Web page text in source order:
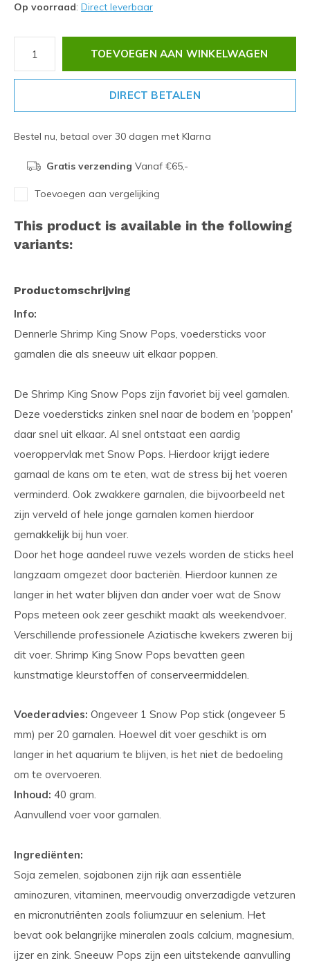
Op voorraad: Direct leverbaar
TOEVOEGEN AAN WINKELWAGEN
DIRECT BETALEN
Bestel nu, betaal over 30 dagen met Klarna
Gratis verzending Vanaf €65,-
Toevoegen aan vergelijking
This product is available in the following
variants:
Productomschrijving
Info:
Dennerle Shrimp King Snow Pops, voedersticks voor
garnalen die als sneeuw uit elkaar poppen.
De Shrimp King Snow Pops zijn favoriet bij veel garnalen.
Deze voedersticks zinken snel naar de bodem en 'poppen'
daar snel uit elkaar. Al snel ontstaat een aardig
voeroppervlak met Snow Pops. Hierdoor krijgt iedere
garnaal de kans om te eten, wat de stress bij het voeren
verminderd. Ook zwakkere garnalen, die bijvoorbeeld net
zijn verveld of hele jonge garnalen komen hierdoor
gemakkelijk bij hun voer.
Door het hoge aandeel ruwe vezels worden de sticks heel
langzaam omgezet door bacteriën. Hierdoor kunnen ze
langer in het water blijven dan ander voer wat de Snow
Pops meteen ook zeer geschikt maakt als weekendvoer.
Verschillende professionele Aziatische kwekers zweren bij
dit voer. Shrimp King Snow Pops bevatten geen
kunstmatige kleurstoffen of conserveermiddelen.
Voederadvies: Ongeveer 1 Snow Pop stick (ongeveer 5
mm) per 20 garnalen. Hoewel dit voer geschikt is om
langer in het aquarium te blijven, is het niet de bedoeling
om te overvoeren.
Inhoud: 40 gram.
Aanvullend voer voor garnalen.
Ingrediënten:
Soja zemelen, sojabonen zijn rijk aan essentiële
aminozuren, vitaminen, meervoudig onverzadigde vetzuren
en micronutriënten zoals foliumzuur en selenium. Het
bevat ook belangrijke mineralen zoals calcium, magnesium,
ijzer en zink. Sneeuw Pops zijn een uitstekende aanvulling